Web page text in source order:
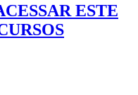
ESTE